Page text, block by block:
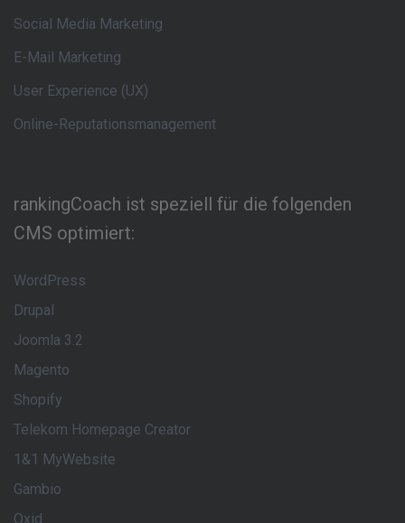
Social Media Marketing
E-Mail Marketing
User Experience (UX)
Online-Reputationsmanagement
rankingCoach ist speziell für die folgenden
CMS optimiert:
WordPress
Drupal
Joomla 3.2
Magento
Shopify
Telekom Homepage Creator
1&1 MyWebsite
Gambio
Oxid